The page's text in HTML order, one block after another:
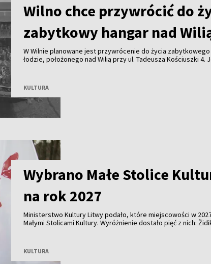
Wilno chce przywrócić do
zabytkowy hangar nad
W Wilnie planowane jest przywrócenie do życia zabytkowego
łodzie, położonego nad Wilią przy ul. Tadeusza Kościuszki 4.
KULTURA
Wybrano Małe Stolice
na rok 2027
Ministerstwo Kultury Litwy podało, które miejscowości w
Małymi Stolicami Kultury. Wyróżnienie dostało pięć z nich:
KULTURA